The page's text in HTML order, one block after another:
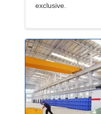
exclusive.